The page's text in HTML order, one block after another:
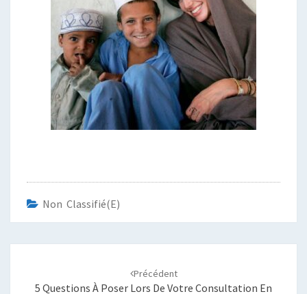
Non Classifié(e)
Précédent
5 Questions À Poser Lors De Votre Consultation En